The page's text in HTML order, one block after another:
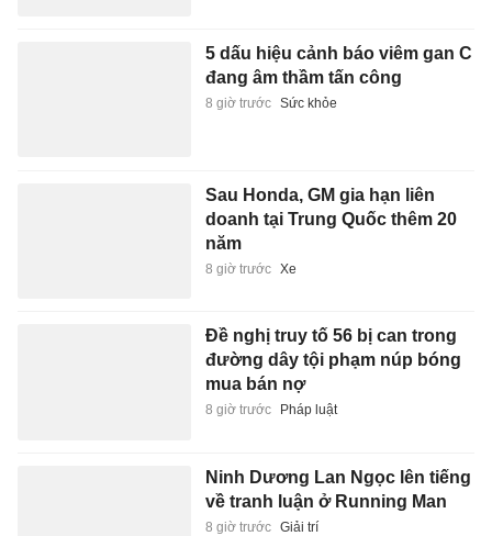
5 dấu hiệu cảnh báo viêm gan C
đang âm thầm tấn công
8 giờ trước Sức khỏe
Sau Honda, GM gia hạn liên
doanh tại Trung Quốc thêm 20
năm
8 giờ trước Xe
Đề nghị truy tố 56 bị can trong
đường dây tội phạm núp bóng
mua bán nợ
8 giờ trước Pháp luật
Ninh Dương Lan Ngọc lên tiếng
về tranh luận ở Running Man
8 giờ trước Giải trí